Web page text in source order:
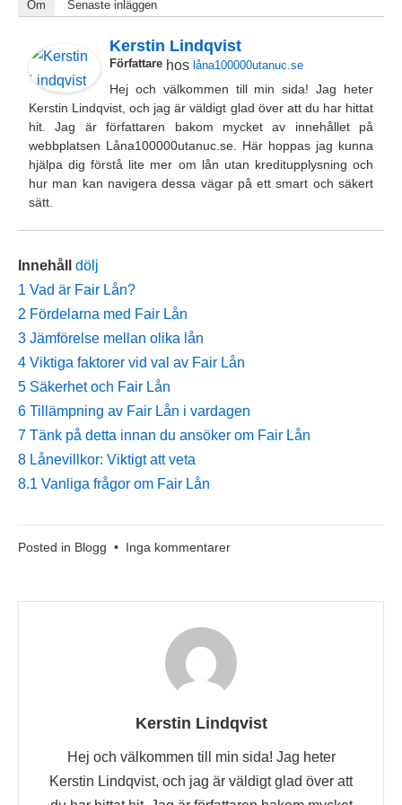
Om Senaste inläggen
Kerstin Lindqvist
Författare hos låna100000utanuc.se
Hej och välkommen till min sida! Jag heter
Kerstin Lindqvist, och jag är väldigt glad över att du har hittat
hit. Jag är författaren bakom mycket av innehållet på
webbplatsen Låna100000utanuc.se. Här hoppas jag kunna
hjälpa dig förstå lite mer om lån utan kreditupplysning och
hur man kan navigera dessa vägar på ett smart och säkert
sätt.
Innehåll
dölj
1 Vad är Fair Lån?
2 Fördelarna med Fair Lån
3 Jämförelse mellan olika lån
4 Viktiga faktorer vid val av Fair Lån
5 Säkerhet och Fair Lån
6 Tillämpning av Fair Lån i vardagen
7 Tänk på detta innan du ansöker om Fair Lån
8 Lånevillkor: Viktigt att veta
8.1 Vanliga frågor om Fair Lån
Posted in Blogg • Inga kommentarertill
Kerstin Lindqvist
Hej och välkommen till min sida! Jag heter
Kerstin Lindqvist, och jag är väldigt glad över att